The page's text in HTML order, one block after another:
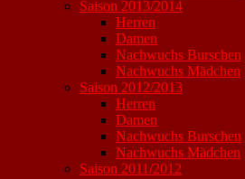
Saison 2013/2014
Herren
Damen
Nachwuchs Burschen
Nachwuchs Mädchen
Saison 2012/2013
Herren
Damen
Nachwuchs Burschen
Nachwuchs Mädchen
Saison 2011/2012